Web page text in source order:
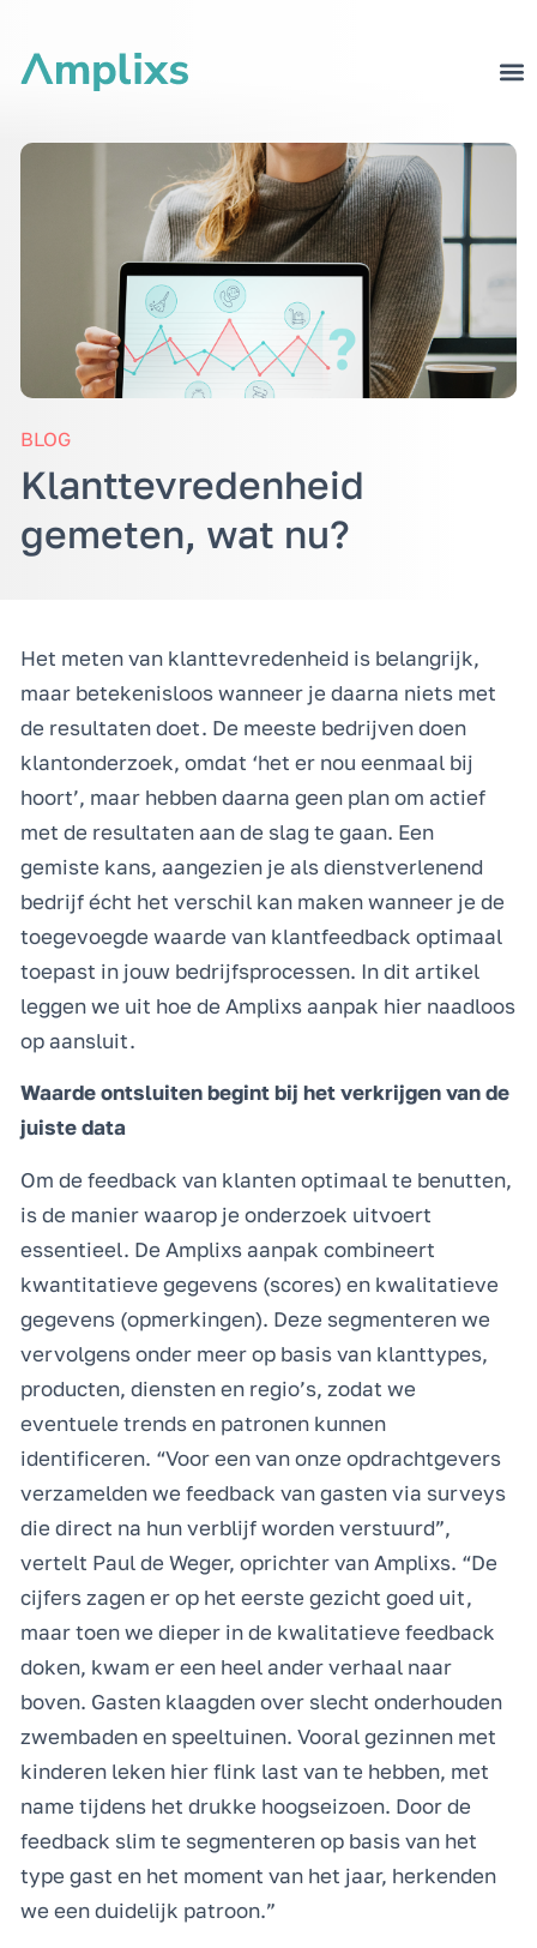
BLOG
Klanttevredenheid
gemeten, wat nu?
Het meten van klanttevredenheid is belangrijk,
maar betekenisloos wanneer je daarna niets met
de resultaten doet. De meeste bedrijven doen
klantonderzoek, omdat ‘het er nou eenmaal bij
hoort’, maar hebben daarna geen plan om actief
met de resultaten aan de slag te gaan. Een
gemiste kans, aangezien je als dienstverlenend
bedrijf écht het verschil kan maken wanneer je de
toegevoegde waarde van klantfeedback optimaal
toepast in jouw bedrijfsprocessen. In dit artikel
leggen we uit hoe de Amplixs aanpak hier naadloos
op aansluit.
Waarde ontsluiten begint bij het verkrijgen van de
juiste data
Om de feedback van klanten optimaal te benutten,
is de manier waarop je onderzoek uitvoert
essentieel. De Amplixs aanpak combineert
kwantitatieve gegevens (scores) en kwalitatieve
gegevens (opmerkingen). Deze segmenteren we
vervolgens onder meer op basis van klanttypes,
producten, diensten en regio’s, zodat we
eventuele trends en patronen kunnen
identificeren. “Voor een van onze opdrachtgevers
verzamelden we feedback van gasten via surveys
die direct na hun verblijf worden verstuurd”,
vertelt Paul de Weger, oprichter van Amplixs. “De
cijfers zagen er op het eerste gezicht goed uit,
maar toen we dieper in de kwalitatieve feedback
doken, kwam er een heel ander verhaal naar
boven. Gasten klaagden over slecht onderhouden
zwembaden en speeltuinen. Vooral gezinnen met
kinderen leken hier flink last van te hebben, met
name tijdens het drukke hoogseizoen. Door de
feedback slim te segmenteren op basis van het
type gast en het moment van het jaar, herkenden
we een duidelijk patroon.”